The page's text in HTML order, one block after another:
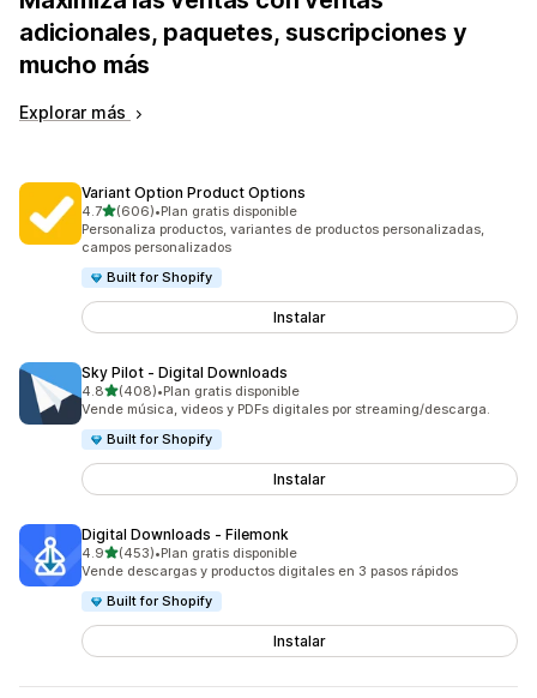
adicionales, paquetes, suscripciones y
mucho más
Explorar más
Variant Option Product Options
4.7de 5 estrellas
(606)
606 reseñas en total
•Plan gratis disponible
Personaliza productos, variantes de productos personalizadas,
campos personalizados
Built for Shopify
Instalar
Sky Pilot ‑ Digital Downloads
4.8de 5 estrellas
(408)
408 reseñas en total
•Plan gratis disponible
Vende música, videos y PDFs digitales por streaming/descarga.
Built for Shopify
Instalar
Digital Downloads ‑ Filemonk
4.9de 5 estrellas
(453)
453 reseñas en total
•Plan gratis disponible
Vende descargas y productos digitales en 3 pasos rápidos
Built for Shopify
Instalar